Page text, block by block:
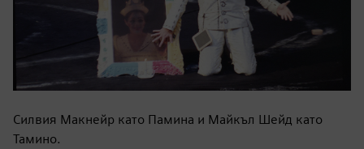
Силвия Макнейр като Памина и Майкъл Шейд като
Тамино.